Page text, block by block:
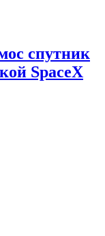
спутник
SpaceX